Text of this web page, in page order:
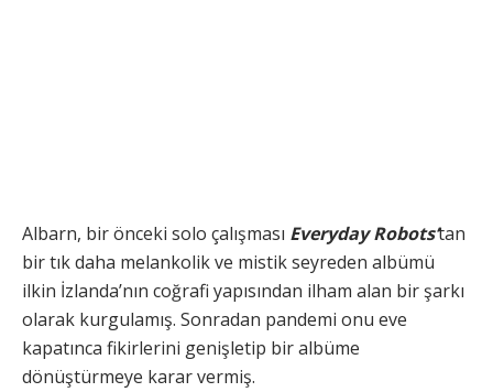
Albarn, bir önceki solo çalışması Everyday Robots’tan
bir tık daha melankolik ve mistik seyreden albümü
ilkin İzlanda’nın coğrafi yapısından ilham alan bir şarkı
olarak kurgulamış. Sonradan pandemi onu eve
kapatınca fikirlerini genişletip bir albüme
dönüştürmeye karar vermiş.